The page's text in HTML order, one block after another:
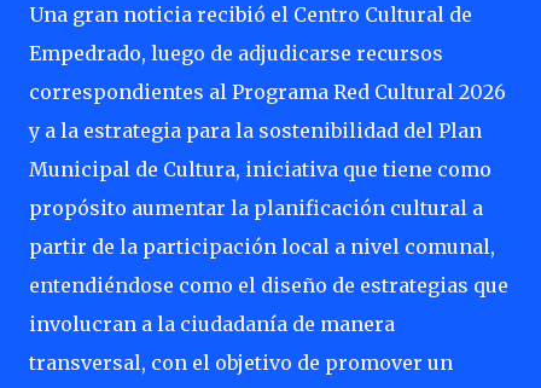
Una gran noticia recibió el Centro Cultural de
Empedrado, luego de adjudicarse recursos
correspondientes al Programa Red Cultural 2026
y a la estrategia para la sostenibilidad del Plan
Municipal de Cultura, iniciativa que tiene como
propósito aumentar la planificación cultural a
partir de la participación local a nivel comunal,
entendiéndose como el diseño de estrategias que
involucran a la ciudadanía de manera
transversal, con el objetivo de promover un